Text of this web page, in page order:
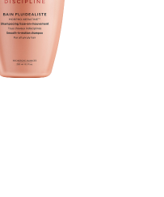
Therapy 120ml